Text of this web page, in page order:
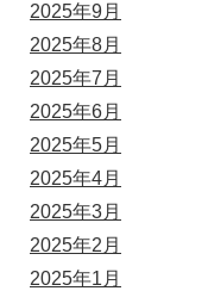
2025年9月
2025年8月
2025年7月
2025年6月
2025年5月
2025年4月
2025年3月
2025年2月
2025年1月